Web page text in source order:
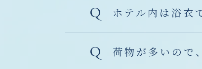
Q ホテル内は浴衣
Q 荷物が多いので